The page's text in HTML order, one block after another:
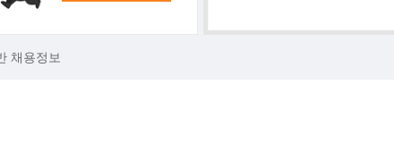
채용정보